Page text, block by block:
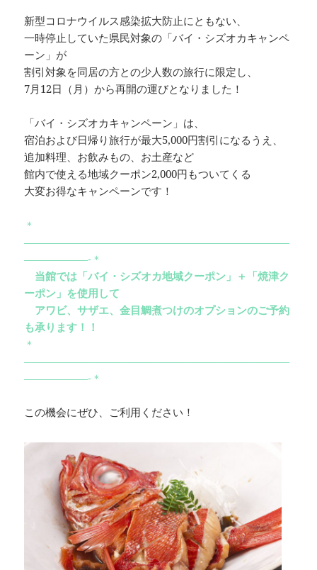
新型コロナウイルス感染拡大防止にともない、
一時停止していた県民対象の「バイ・シズオカキャンペ
ーン」が
割引対象を同居の方との少人数の旅行に限定し、
7月12日（月）から再開の運びとなりました！
「バイ・シズオカキャンペーン」は、
宿泊および日帰り旅行が最大5,000円割引になるうえ、
追加料理、お飲みもの、お土産など
館内で使える地域クーポン2,000円もついてくる
大変お得なキャンペーンです！
＊
—————————————————————————
——————-＊
当館では「バイ・シズオカ地域クーポン」＋「焼津ク
ーポン」を使用して
アワビ、サザエ、金目鯛煮つけのオプションのご予約
も承ります！！
＊
—————————————————————————
——————-＊
この機会にぜひ、ご利用ください！